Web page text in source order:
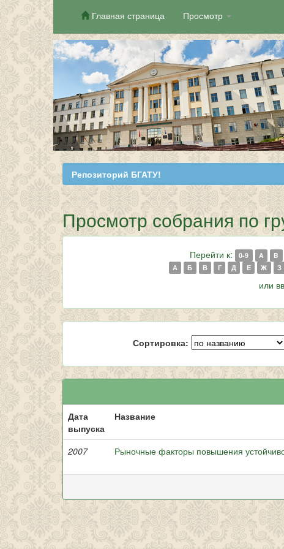
Skip
navigation
Главная страница Просмотр
Репозиторий БГАТУ!
Просмотр собрания по
Перейти к: 0-9 A B
А
Б В Г Д Е Ж З
или
Сортировка:
Дата
выпуска
Название
2007 Рыночные факторы повышения